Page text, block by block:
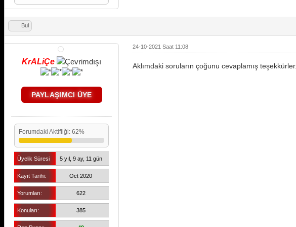
Bul
KrALiÇe
PAYLAŞIMCI ÜYE
Forumdaki Aktifliği: 62%
Üyelik Süresi 5 yıl, 9 ay, 11 gün
Kayıt Tarihi: Oct 2020
Yorumları: 622
Konuları: 385
24-10-2021 Saat 11:08
Aklımdaki soruların çoğunu cevaplamış teşekkürler.